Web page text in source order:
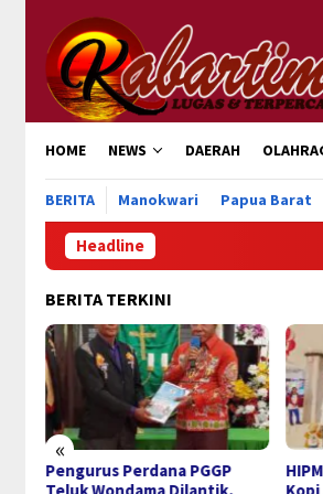
konten
HOME NEWS DAERAH
BERITA Manokwari Papua Barat
Headline
BERITA TERKINI
«
Pengurus Perdana PGGP